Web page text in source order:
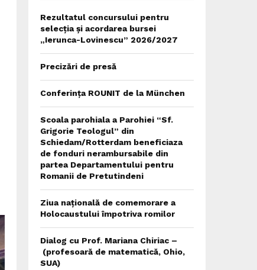
Rezultatul concursului pentru
selecția și acordarea bursei
„Ierunca-Lovinescu” 2026/2027
Precizări de presă
Conferința ROUNIT de la München
Scoala parohiala a Parohiei “Sf.
Grigorie Teologul” din
Schiedam/Rotterdam beneficiaza
de fonduri nerambursabile din
partea Departamentului pentru
Romanii de Pretutindeni
Ziua națională de comemorare a
Holocaustului împotriva romilor
Dialog cu Prof. Mariana Chiriac –
(profesoară de matematică, Ohio,
SUA)